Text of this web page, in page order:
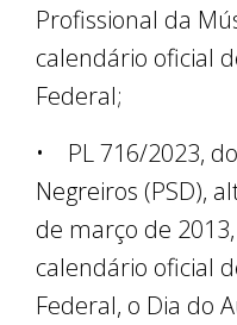
Profissional da
calendário oficial
Federal;
• PL 716/2023,
Negreiros (PSD),
de março de
calendário oficial
Federal, o Dia do